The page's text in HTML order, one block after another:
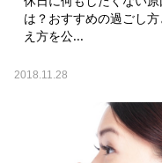
は？おすすめの過ごし
え方を公...
2018.11.28